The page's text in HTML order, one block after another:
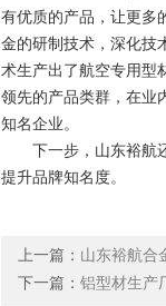
有优质的产品，让更多
金的研制技术，深化技
术生产出了航空专用型
领先的产品类群，在业
知名企业。
下一步，山东裕航还
提升品牌知名度。
上一篇： 山东裕航合
下一篇： 铝型材生产